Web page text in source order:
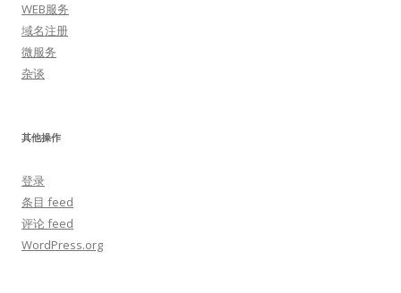
WEB服务
域名注册
微服务
杂谈
其他操作
登录
条目 feed
评论 feed
WordPress.org